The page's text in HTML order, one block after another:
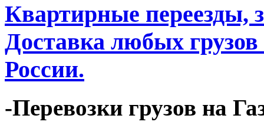
Квартирные переезды,
Доставка любых
России.
-Перевозки грузов на